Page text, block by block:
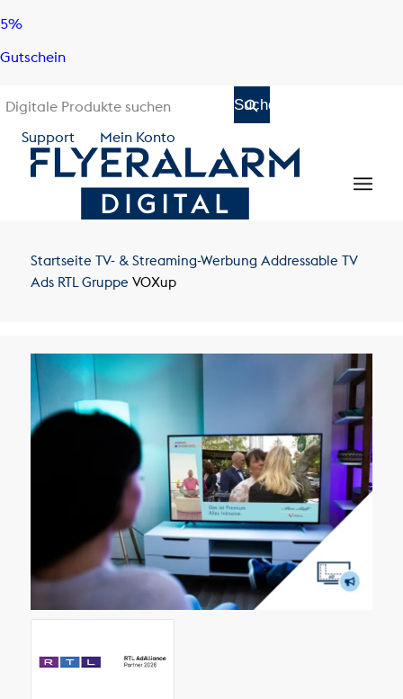
Skip
content
Skip
navigation
5%
Gutschein
Support Mein Konto
Startseite TV- & Streaming-Werbung Addressable TV
Ads RTL Gruppe VOXup